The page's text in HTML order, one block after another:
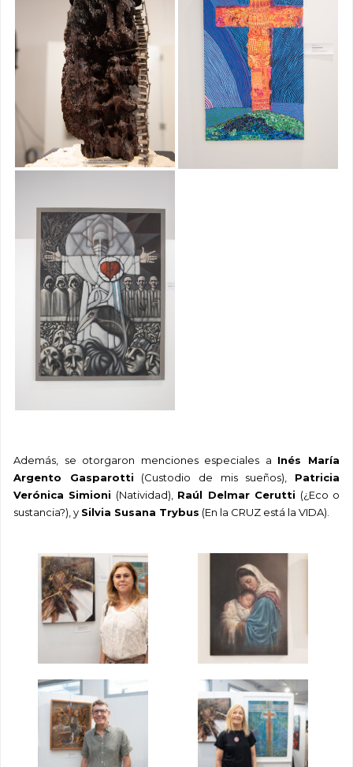
Además, se otorgaron menciones especiales a Inés María
Argento Gasparotti (Custodio de mis sueños), Patricia
Verónica Simioni (Natividad), Raúl Delmar Cerutti (¿Eco o
sustancia?), y Silvia Susana Trybus (En la CRUZ está la VIDA).